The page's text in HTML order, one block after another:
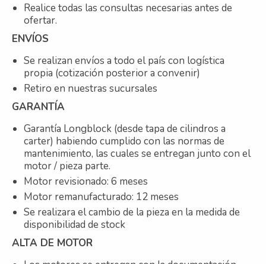
Realice todas las consultas necesarias antes de
ofertar.
ENVÍOS
Se realizan envíos a todo el país con logística
propia (cotización posterior a convenir)
Retiro en nuestras sucursales
GARANTÍA
Garantía Longblock (desde tapa de cilindros a
carter) habiendo cumplido con las normas de
mantenimiento, las cuales se entregan junto con el
motor / pieza parte.
Motor revisionado: 6 meses
Motor remanufacturado: 12 meses
Se realizara el cambio de la pieza en la medida de
disponibilidad de stock
ALTA DE MOTOR